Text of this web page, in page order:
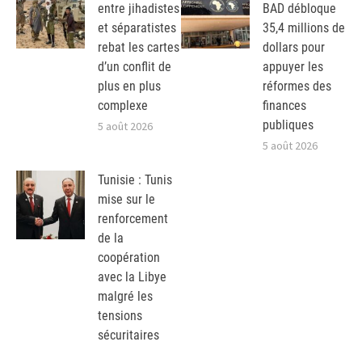
entre jihadistes
et séparatistes
rebat les cartes
d’un conflit de
plus en plus
complexe
5 août 2026
BAD débloque
35,4 millions de
dollars pour
appuyer les
réformes des
finances
publiques
5 août 2026
Tunisie : Tunis
mise sur le
renforcement
de la
coopération
avec la Libye
malgré les
tensions
sécuritaires